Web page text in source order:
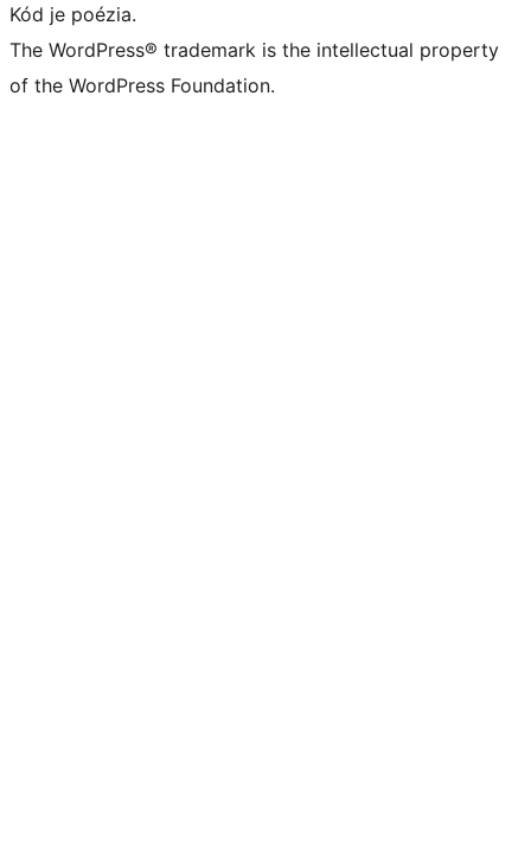
Kód je poézia.
The WordPress® trademark is the intellectual property
of the WordPress Foundation.